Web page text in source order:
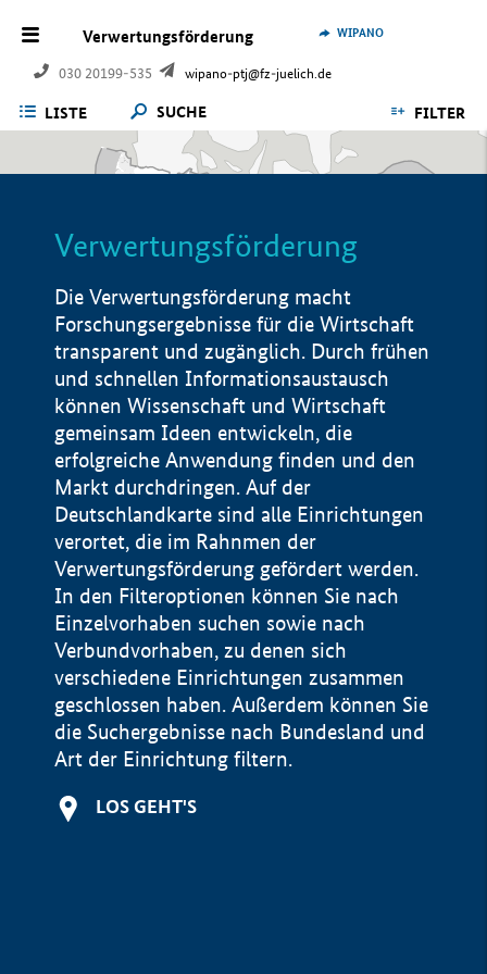
Verwertungsförderung
030 20199-535 wipano-ptj@fz-juelich.de
WIPANO
LISTE SUCHE FILTER
Verwertungsförderung
Die Verwertungsförderung macht
Forschungsergebnisse für die Wirtschaft
transparent und zugänglich. Durch frühen
und schnellen Informationsaustausch
können Wissenschaft und Wirtschaft
gemeinsam Ideen entwickeln, die
erfolgreiche Anwendung finden und den
Markt durchdringen. Auf der
Deutschlandkarte sind alle Einrichtungen
verortet, die im Rahnmen der
Verwertungsförderung gefördert werden.
In den Filteroptionen können Sie nach
Einzelvorhaben suchen sowie nach
Verbundvorhaben, zu denen sich
verschiedene Einrichtungen zusammen
geschlossen haben. Außerdem können Sie
die Suchergebnisse nach Bundesland und
Art der Einrichtung filtern.
LOS GEHT'S